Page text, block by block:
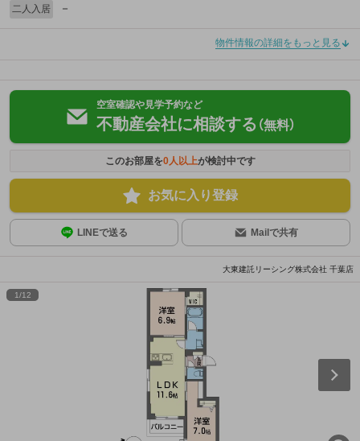
二人入居 －
物件情報の詳細をもっと見る
空室確認や見学予約など
不動産会社に相談する （無料）
このお部屋を0人以上が検討中です
お気に入り登録
LINEで送る Mailで共有
大東建託リーシング株式会社 千葉店
1/12